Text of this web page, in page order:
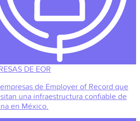
DE EOR
de Employer of Record que
una infraestructura confiable de
en México.